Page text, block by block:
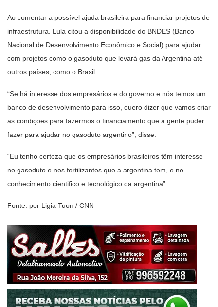
Ao comentar a possível ajuda brasileira para financiar projetos de
infraestrutura, Lula citou a disponibilidade do BNDES (Banco
Nacional de Desenvolvimento Econômico e Social) para ajudar
com projetos como o gasoduto que levará gás da Argentina até
outros países, como o Brasil.
“Se há interesse dos empresários e do governo e nós temos um
banco de desenvolvimento para isso, quero dizer que vamos criar
as condições para fazermos o financiamento que a gente puder
fazer para ajudar no gasoduto argentino”, disse.
“Eu tenho certeza que os empresários brasileiros têm interesse
no gasoduto e nos fertilizantes que a argentina tem, e no
conhecimento cientifico e tecnológico da argentina”.
Fonte: por Ligia Tuon / CNN